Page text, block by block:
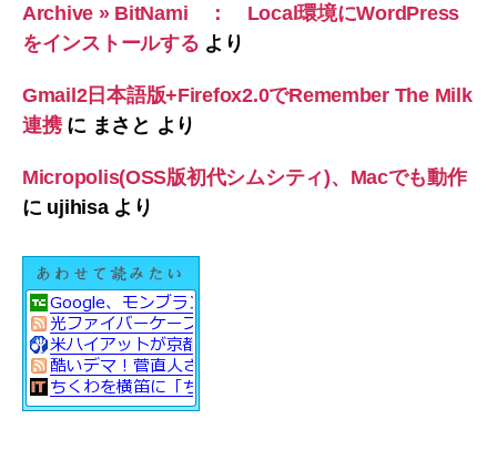
Archive » BitNami ： Local環境にWordPress
をインストールする より
Gmail2日本語版+Firefox2.0でRemember The Milk
連携に まさと より
Micropolis(OSS版初代シムシティ)、Macでも動作
に ujihisaより